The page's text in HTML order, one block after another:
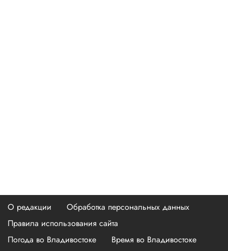
О редакции
Обработка персональных данных
Правила использования сайта
Погода во Владивостоке
Время во Владивостоке